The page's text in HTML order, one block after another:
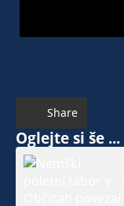
Share
Oglejte si še ...